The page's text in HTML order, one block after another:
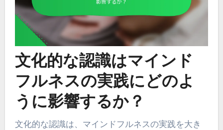
文化的な認識はマインド
フルネスの実践にどのよ
うに影響するか？
文化的な認識は、マインドフルネスの実践を大き